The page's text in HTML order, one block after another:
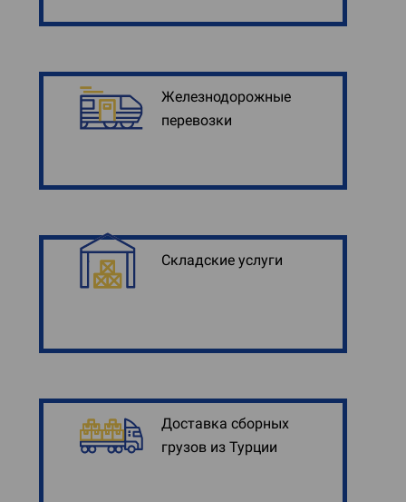
Железнодорожные
перевозки
Складские услуги
Доставка сборных
грузов из Турции